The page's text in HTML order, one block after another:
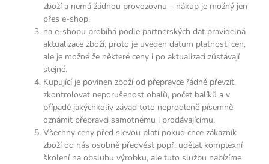
zboží a nemá žádnou provozovnu – nákup je možný jen
přes e-shop.
na e-shopu probíhá podle partnerských dat pravidelná
aktualizace zboží, proto je uveden datum platnosti cen,
ale je možné že některé ceny i po aktualizaci zůstávají
stejné.
Kupující je povinen zboží od přepravce řádně převzít,
zkontrolovat neporušenost obalů, počet balíků a v
případě jakýchkoliv závad toto neprodleně písemně
oznámit přepravci samotnému i prodávajícímu.
Všechny ceny před slevou platí pokud chce zákazník
zboží od nás osobně předvést popř. udělat komplexní
školení na obsluhu výrobku, ale tuto službu nabízíme